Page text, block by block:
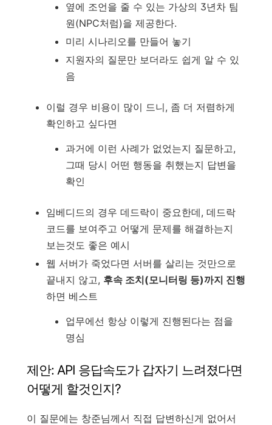
옆에 조언을 줄 수 있는 가상의 3년차 팀
원(NPC처럼)을 제공한다.
미리 시나리오를 만들어 놓기
지원자의 질문만 보더라도 쉽게 알 수 있
음
이럴 경우 비용이 많이 드니, 좀 더 저렴하게
확인하고 싶다면
과거에 이런 사례가 없었는지 질문하고,
그때 당시 어떤 행동을 취했는지 답변을
확인
임베디드의 경우 데드락이 중요한데, 데드락
코드를 보여주고 어떻게 문제를 해결하는지
보는것도 좋은 예시
웹 서버가 죽었다면 서버를 살리는 것만으로
끝내지 않고, 후속 조치(모니터링 등)까지 진행
하면 베스트
업무에선 항상 이렇게 진행된다는 점을
명심
제안: API 응답속도가 갑자기 느려졌다면
어떻게 할것인지?
이 질문에는 창준님께서 직접 답변하신게 없어서